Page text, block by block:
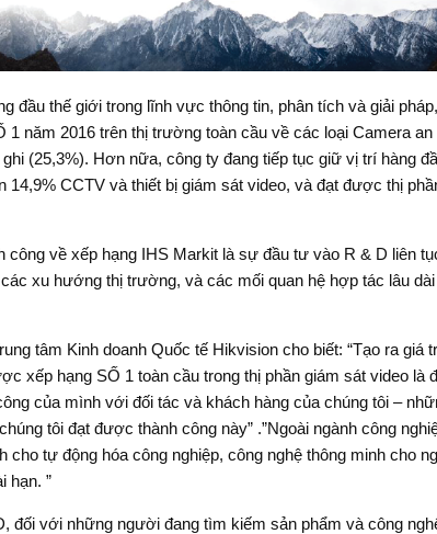
đầu thế giới trong lĩnh vực thông tin, phân tích và giải
năm 2016 trên thị trường toàn cầu về các loại Camera
(25,3%). Hơn nữa, công ty đang tiếp tục giữ vị trí hàng
14,9% CCTV và thiết bị giám sát video, và đạt được thị
công về xếp hạng IHS Markit là sự đầu tư vào R & D liên
xu hướng thị trường, và các mối quan hệ hợp tác lâu
tâm Kinh doanh Quốc tế Hikvision cho biết: “Tạo ra giá
xếp hạng SỐ 1 toàn cầu trong thị phần giám sát video là
của mình với đối tác và khách hàng của chúng tôi –
tôi đạt được thành công này” .”Ngoài ngành công
cho tự động hóa công nghiệp, công nghệ thông minh cho
hạn. ”
đối với những người đang tìm kiếm sản phẩm và công